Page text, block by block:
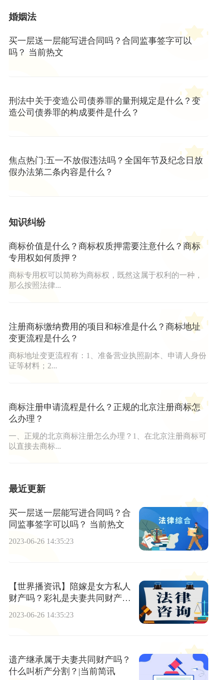
婚姻法
买一层送一层能写进合同吗？合同监事签字可以
吗？ 当前热文
刑法中关于变造公司债券罪的量刑规定是什么？变
造公司债券罪的构成要件是什么？
焦点热门:五一不放假违法吗？全国年节及纪念日放
假办法第二条内容是什么？
知识纠纷
商标价值是什么？商标权质押需要注意什么？商标
专用权如何质押？
商标专用权可以简称为商标权，既然这属于权利的一种，
那么按照法律...
注册商标缴纳费用的项目和标准是什么？商标地址
变更流程是什么？
商标地址变更流程有：1、准备营业执照副本、申请人身份
证等材料；2...
商标注册申请流程是什么？正规的北京注册商标怎
么办理？
一、正规的北京商标注册怎么办理？1、在北京注册商标可
以直接去商标...
最近更新
买一层送一层能写进合同吗？合
同监事签字可以吗？ 当前热文
2023-06-26 14:35:23
【世界播资讯】陪嫁是女方私人
财产吗？彩礼是夫妻共同财产
2023-06-26 14:35:23
遗产继承属于夫妻共同财产吗？
什么叫析产分割？|当前简讯